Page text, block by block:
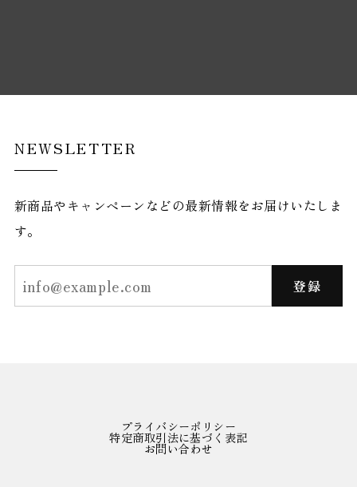
NEWSLETTER
新商品やキャンペーンなどの最新情報をお届けいたしま
す。
登録
プライバシーポリシー
特定商取引法に基づく表記
お問い合わせ